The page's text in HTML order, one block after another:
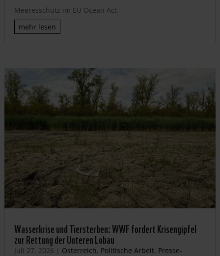
Meeresschutz im EU Ocean Act
mehr lesen
Wasserkrise und Tiersterben: WWF fordert Krisengipfel
zur Rettung der Unteren Lobau
Juli 27, 2026 | Österreich, Politische Arbeit, Presse-